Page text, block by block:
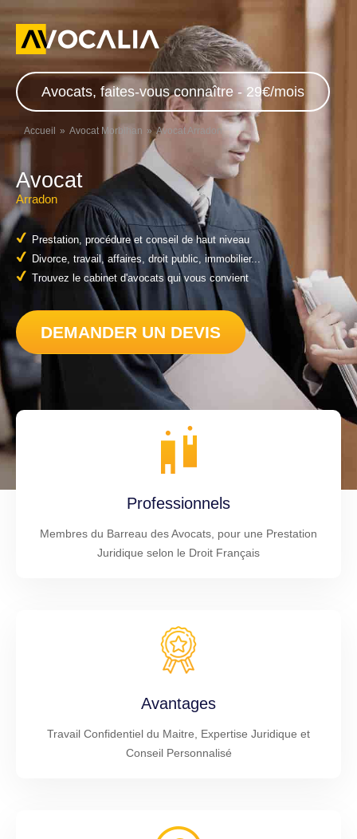
Avocats, faites-vous connaître - 29€/mois
Accueil Avocat Morbihan Avocat Arradon
Avocat
Arradon
Prestation, procédure et conseil de haut niveau
Divorce, travail, affaires, droit public, immobilier...
Trouvez le cabinet d'avocats qui vous convient
DEMANDER UN DEVIS
Professionnels
Membres du Barreau des Avocats, pour une Prestation
Juridique selon le Droit Français
Avantages
Travail Confidentiel du Maitre, Expertise Juridique et
Conseil Personnalisé